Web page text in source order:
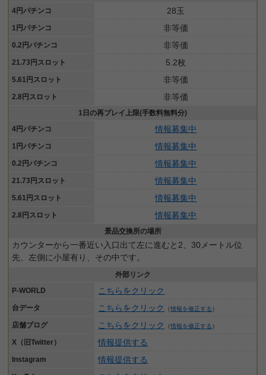
4円パチンコ
28玉
1円パチンコ 非等価
0.2円パチンコ 非等価
21.73円スロット 5.2枚
5.61円スロット 非等価
2.8円スロット 非等価
1日の再プレイ上限(手数料無料分)
4円パチンコ
情報募集中
1円パチンコ 情報募集中
0.2円パチンコ 情報募集中
21.73円スロット 情報募集中
5.61円スロット 情報募集中
2.8円スロット 情報募集中
景品交換所の場所
カウンターから一番近い入口出て左に進むと2、30メートル位
先、左側に小屋有り、その中です。
外部リンク
P-WORLD
こちらをクリック
台データ こちらをクリック （情報を修正する ）
店舗ブログ こちらをクリック （情報を修正する ）
X（旧Twitter） 情報提供する
Instagram 情報提供する